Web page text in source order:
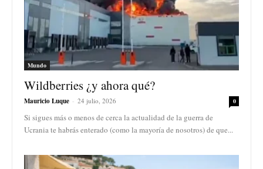
Mundo
Wildberries ¿y ahora qué?
Mauricio Luque - 24 julio, 2026 0
Si sigues más o menos de cerca la actualidad de la guerra de
Ucrania te habrás enterado (como la mayoría de nosotros) de que...